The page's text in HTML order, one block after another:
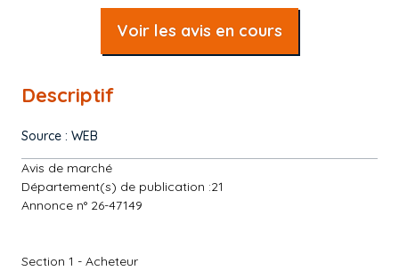
Voir les avis en cours
Descriptif
Source : WEB
Avis de marché
Département(s) de publication :21
Annonce n° 26-47149
Section 1 - Acheteur